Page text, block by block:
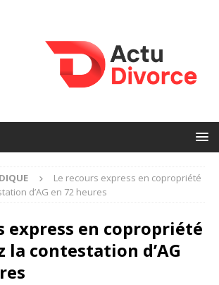
Le recours express en copropriété
d’AG en 72 heures
express en copropriété
la contestation d’AG